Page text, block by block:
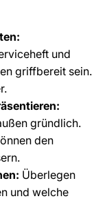
und
griffbereit sein.
gründlich.
den
Überlegen
und welche